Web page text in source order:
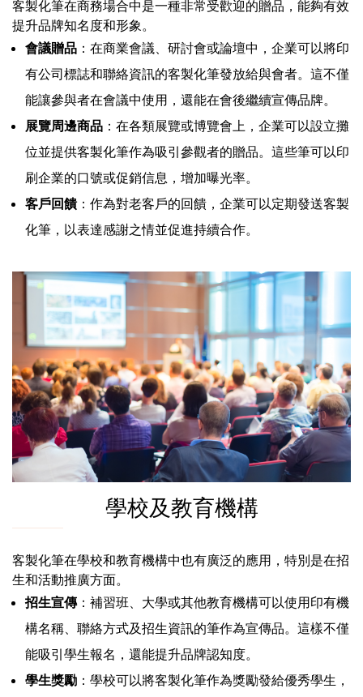
客製化筆在商務場合中是一種非常受歡迎的贈品，能夠有效
提升品牌知名度和形象。
會議贈品 ：在商業會議、研討會或論壇中，企業可以將印
有公司標誌和聯絡資訊的客製化筆發放給與會者。這不僅
能讓參與者在會議中使用，還能在會後繼續宣傳品牌。
展覽周邊商品 ：在各類展覽或博覽會上，企業可以設立攤
位並提供客製化筆作為吸引參觀者的贈品。這些筆可以印
刷企業的口號或促銷信息，增加曝光率。
客戶回饋：作為對老客戶的回饋，企業可以定期發送客製
化筆，以表達感謝之情並促進持續合作。
學校及教育機構
客製化筆在學校和教育機構中也有廣泛的應用，特別是在招
生和活動推廣方面。
招生宣傳：補習班、大學或其他教育機構可以使用印有機
構名稱、聯絡方式及招生資訊的筆作為宣傳品。這樣不僅
能吸引學生報名，還能提升品牌認知度。
學生獎勵 ：學校可以將客製化筆作為獎勵發給優秀學生，